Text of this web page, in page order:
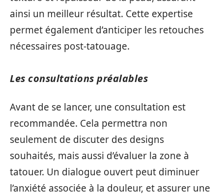
ainsi un meilleur résultat. Cette expertise
permet également d’anticiper les retouches
nécessaires post-tatouage.
Les consultations préalables
Avant de se lancer, une consultation est
recommandée. Cela permettra non
seulement de discuter des designs
souhaités, mais aussi d’évaluer la zone à
tatouer. Un dialogue ouvert peut diminuer
l’anxiété associée à la douleur, et assurer une